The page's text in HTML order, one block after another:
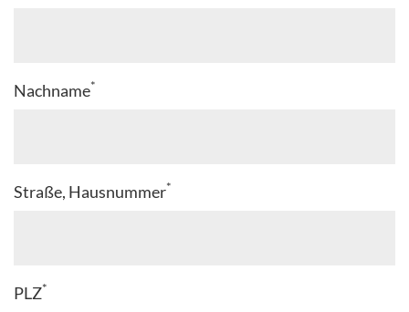
Nachname*
Straße, Hausnummer*
PLZ*